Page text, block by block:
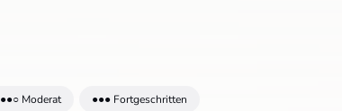
●●○ Moderat ●●● Fortgeschritten